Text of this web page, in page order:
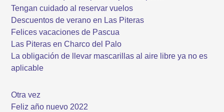
Tengan cuidado al reservar vuelos
Descuentos de verano en Las Piteras
Felices vacaciones de Pascua
Las Piteras en Charco del Palo
La obligación de llevar mascarillas al aire libre ya no es
aplicable
Otra vez
Feliz año nuevo 2022